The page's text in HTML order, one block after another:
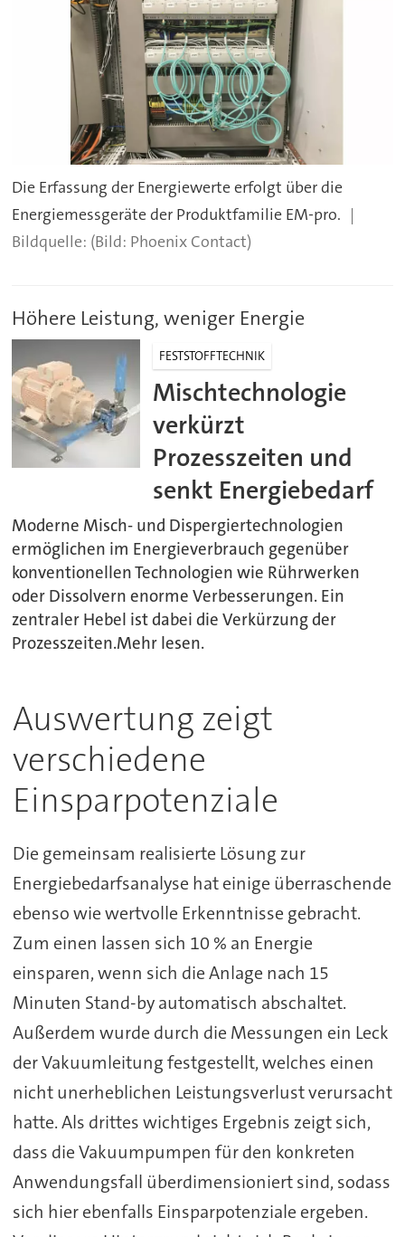
Die Erfassung der Energiewerte erfolgt über die
Energiemessgeräte der Produktfamilie EM-pro.
(Bild: Phoenix Contact)
Höhere Leistung, weniger Energie
FESTSTOFFTECHNIK
Mischtechnologie
verkürzt
Prozesszeiten und
senkt Energiebedarf
Moderne Misch- und Dispergiertechnologien
ermöglichen im Energieverbrauch gegenüber
konventionellen Technologien wie Rührwerken
oder Dissolvern enorme Verbesserungen. Ein
zentraler Hebel ist dabei die Verkürzung der
Prozesszeiten.Mehr lesen.
Auswertung zeigt
verschiedene
Einsparpotenziale
Die gemeinsam realisierte Lösung zur
Energiebedarfsanalyse hat einige überraschende
ebenso wie wertvolle Erkenntnisse gebracht.
Zum einen lassen sich 10 % an Energie
einsparen, wenn sich die Anlage nach 15
Minuten Stand-by automatisch abschaltet.
Außerdem wurde durch die Messungen ein Leck
der Vakuumleitung festgestellt, welches einen
nicht unerheblichen Leistungsverlust verursacht
hatte. Als drittes wichtiges Ergebnis zeigt sich,
dass die Vakuumpumpen für den konkreten
Anwendungsfall überdimensioniert sind, sodass
sich hier ebenfalls Einsparpotenziale ergeben.